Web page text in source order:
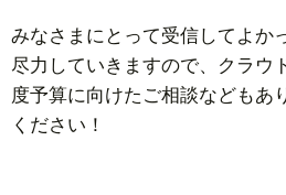
みなさまにとって受信してよか
尽力していきますので、クラウ
度予算に向けたご相談などもあ
ください！